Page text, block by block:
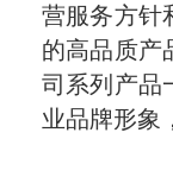
营服务方针
的高品质产
司系列产品
业品牌形象